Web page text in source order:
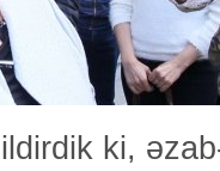
ki,